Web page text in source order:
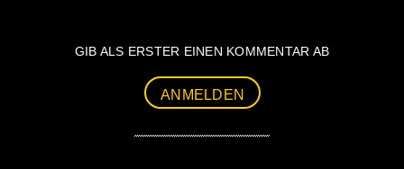
GIB ALS ERSTER EINEN KOMMENTAR AB
ANMELDEN